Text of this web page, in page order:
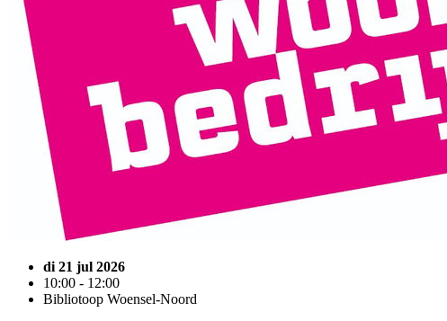
di 21 jul 2026
10:00 - 12:00
Bibliotoop Woensel-Noord